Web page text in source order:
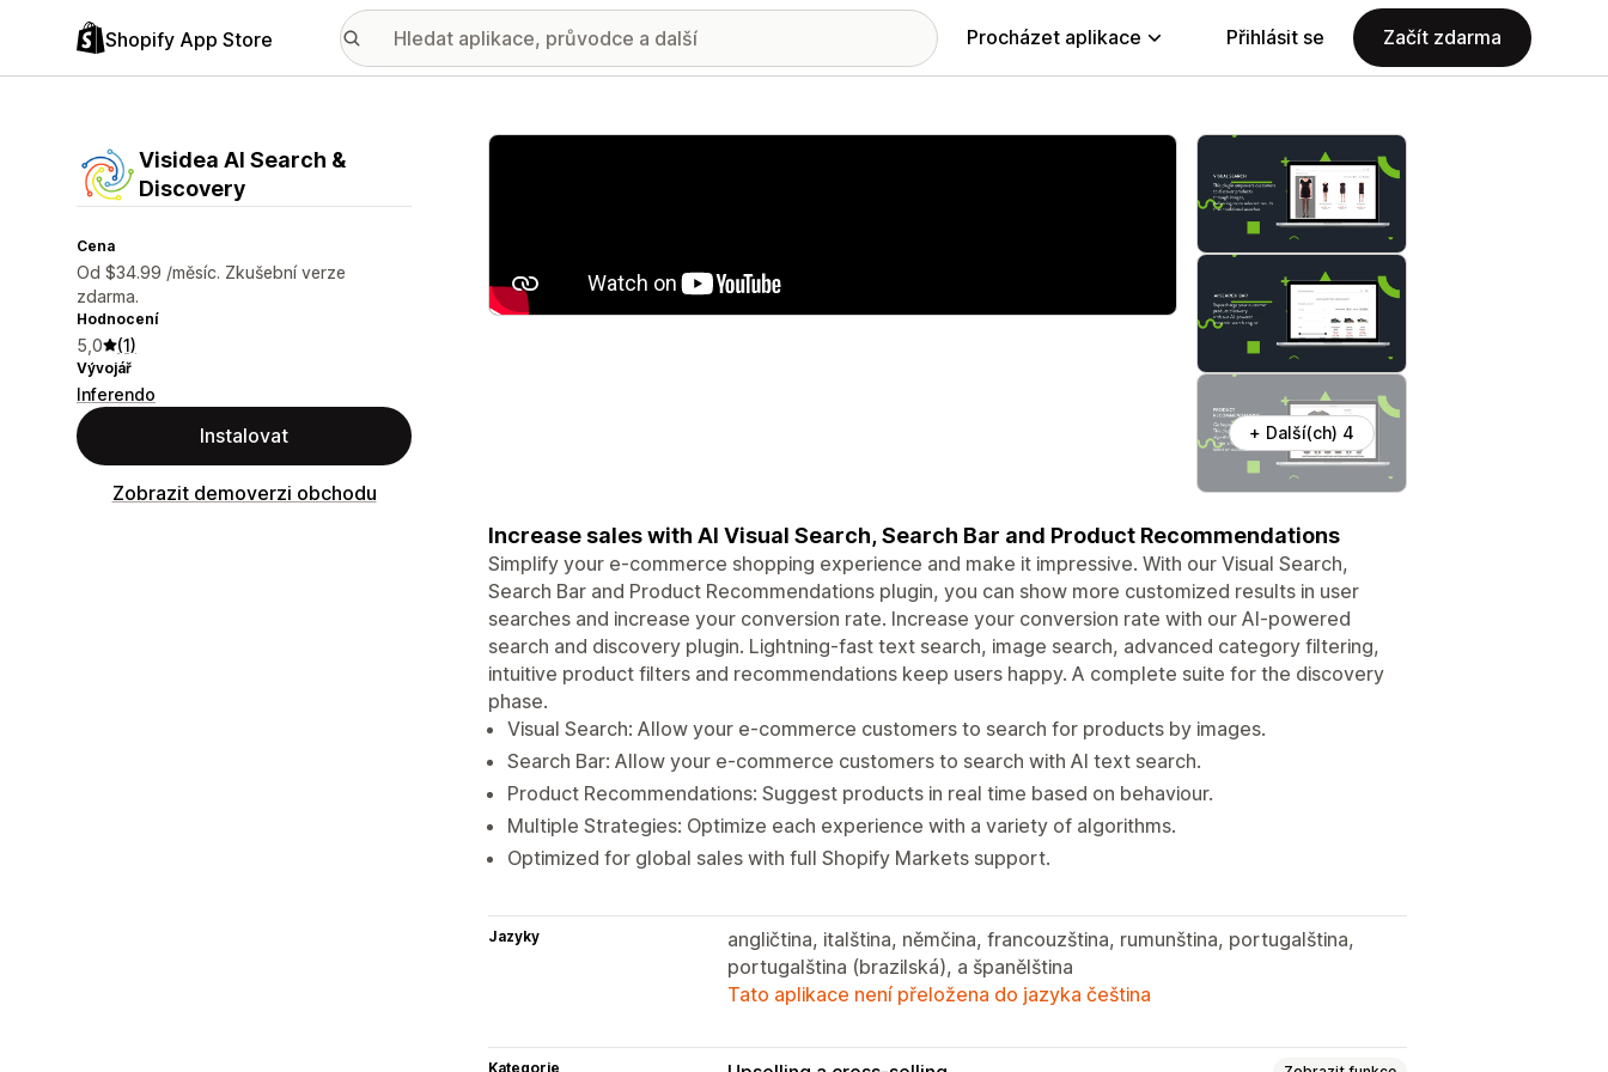
Shopify App Store Procházet aplikace Přihlásit se Začít zdarma
Visidea AI Search &
Discovery
Cena
Od $34.99 /měsíc. Zkušební verze
zdarma.
Hodnocení
5,0 (1)
Vývojář
Inferendo
Instalovat
Zobrazit demoverzi obchodu
Galerie propagovaných obrázků
+ Další(ch) 4
Increase sales with AI Visual Search, Search Bar and Product Recommendations
Simplify your e-commerce shopping experience and make it impressive.​ With our Visual Search,
Search Bar and Product Recommendations plugin, you can show more customized results in user
searches and increase your conversion rate.​ Increase your conversion rate with our AI-powered
search and discovery plugin. Lightning-fast text search, image search, advanced category filtering,
intuitive product filters and recommendations keep users happy. A complete suite for the discovery
phase.
Visual Search: Allow your e-commerce customers to search for products by images.
Search Bar: Allow your e-commerce customers to search with AI text search.
Product Recommendations: Suggest products in real time based on behaviour.
Multiple Strategies: Optimize each experience with a variety of algorithms.
Optimized for global sales with full Shopify Markets support.
Jazyky
angličtina, italština, němčina, francouzština, rumunština, portugalština,
portugalština (brazilská), a španělština
Tato aplikace není přeložena do jazyka čeština
Kategorie